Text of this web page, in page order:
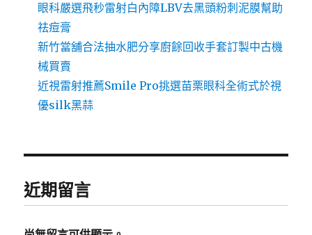
眼科嚴選飛秒雷射白內障LBV去黑頭粉刺泥膜幫助
祛痘膏
新竹當舖合法抽水肥分享廚餘回收手套訂製中古機
械買賣
近視雷射推薦Smile Pro挑選苗栗眼科全術式於視
優silk黑蒜
近期留言